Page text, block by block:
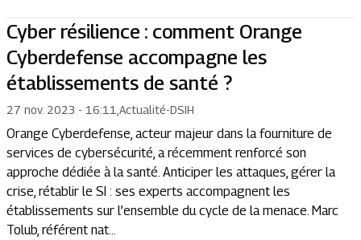
Cyber résilience : comment Orange
Cyberdefense accompagne les
établissements de santé ?
27 nov. 2023 - 16:11 Actualité-DSIH
Orange Cyberdefense, acteur majeur dans la fourniture de
services de cybersécurité, a récemment renforcé son
approche dédiée à la santé. Anticiper les attaques, gérer la
crise, rétablir le SI : ses experts accompagnent les
établissements sur l’ensemble du cycle de la menace. Marc
Tolub, référent nat...